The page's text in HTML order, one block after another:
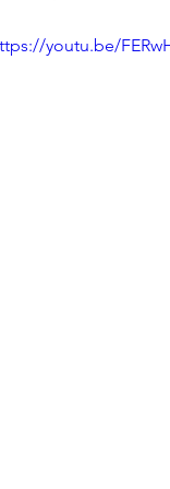
youtu.be/